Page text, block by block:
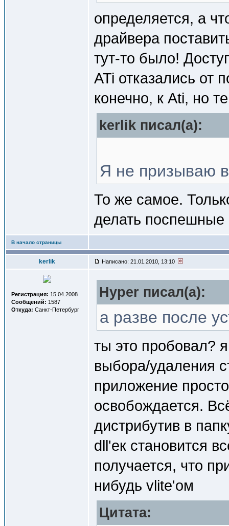
определяется, а
драйвера
тут-то было!
ATi отказались от
конечно, к Ati, но
kerlik писал(a):
Я не призываю
То же самое.
делать
В начало страницы
kerlik Написано: 21.01.2010, 13:10
Регистрация: 15.04.2008
Сообщений: 1587
Откуда: Санкт-Петербург
Hyper писал(a):
а разве после
ты это пробовал?
выбора/удаления
приложение
освобождается.
дистрибутив в
dll'ек становится
получается, что
нибудь vlite'ом
Цитата: